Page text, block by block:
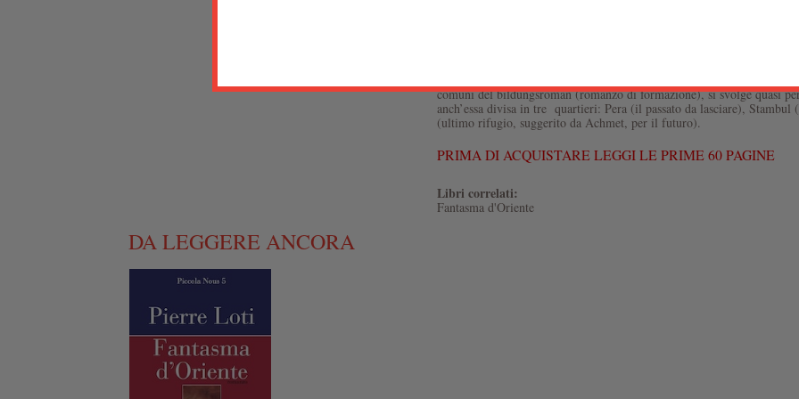
comuni del bildungsroman (romanzo di formazione), si svolge quasi
anch’essa divisa in tre quartieri: Pera (il passato da lasciare), Stambul
(ultimo rifugio, suggerito da Achmet, per il futuro).
PRIMA DI ACQUISTARE LEGGI LE PRIME 60 PAGINE
Libri correlati:
Fantasma d'Oriente
DA LEGGERE ANCORA